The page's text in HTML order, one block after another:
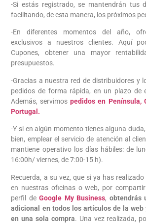
-Si estás registrado, se mantendrán tus
facilitando, de esta manera, los próximos
-En diferentes momentos del año,
exclusivos a nuestros clientes. Aquí
Cupones, obtener una mayor
presupuestos.
-Gracias a nuestra red de distribuidores y
pedidos de forma rápida, en un plazo de
Además, servimospedidos en Península,
Portugal.
-Y si en algún momento tienes alguna
bien, emplear el servicio de atención al
mantiene operativo los días hábiles: de
16:00h/ viernes, de 7:00-15 h).
Recuerda, a su vez, que si ya has
en nuestras oficinas o web, por
perfil deGoogle My Business, obtendrás
adicional en todos los artículos de la web
en una sola compra. Una vez realizada,